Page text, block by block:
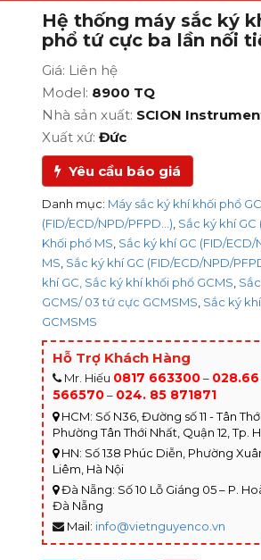
GCMSMS
Hệ thống máy sắc ký
phổ tứ cực ba lần nối
Giá: Liên hệ
Model: 8900 TQ
Nhà sản xuất: SCION
Xuất xứ:Đức
Yêu cầu báo giá
Danh mục: Máy sắc ký khí khối phổ
(FID/ECD/NPD/PFPD...) Sắc ký khí GC
Khối phổ MS Sắc ký khí GC (FID/
MS Sắc ký khí GC (FID/ECD/NPD/
khí GC, Sắc ký khí khối phổ GCMS
GCMS/ 03 tứ cực GCMSMS Sắc ký
GCMSMS
Hỗ Trợ Khách Hàng
Mr. Hiếu 0817 663300–
566570– 024. 85 871871
HCM: Số N36, Đường số 11 - Tân
Phường Tân Thới Nhất, Quận 12, Tp.
HN: Số 138 Phúc Diễn, Phường
Liêm, Hà Nội
Đà Nẵng: Số 10 Lỗ Giáng 05 – P.
Đà Nẵng
Mail: info@vietnguyenco.vn